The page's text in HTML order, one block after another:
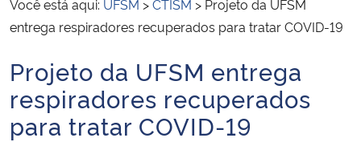
Ministério da Infraestrutura
Ministério da Agricultura, Pecuária e Abastecimento
Você está aqui: UFSM >CTISM > Projeto da UFSM
entrega respiradores recuperados para tratar COVID-19
Início do conteúdo
Projeto da UFSM entrega
respiradores recuperados
para tratar COVID-19